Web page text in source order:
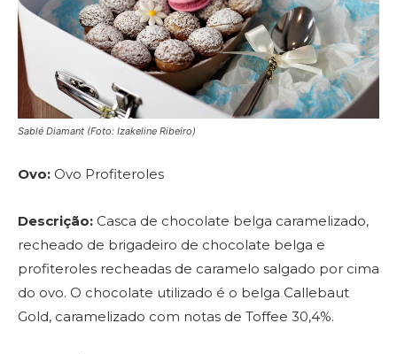
Sablé Diamant (Foto: Izakeline Ribeiro)
Ovo: Ovo Profiteroles
Descrição: Casca de chocolate belga caramelizado,
recheado de brigadeiro de chocolate belga e
profiteroles recheadas de caramelo salgado por cima
do ovo. O chocolate utilizado é o belga Callebaut
Gold, caramelizado com notas de Toffee 30,4%.